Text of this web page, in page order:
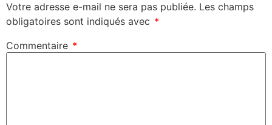
Votre adresse e-mail ne sera pas publiée. Les champs
obligatoires sont indiqués avec *
Commentaire *